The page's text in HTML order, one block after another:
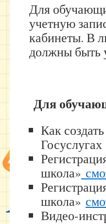
Для
учетную
кабинеты. В
должны
Для
Как
Госуслугах
школа»
школа»
Видео-